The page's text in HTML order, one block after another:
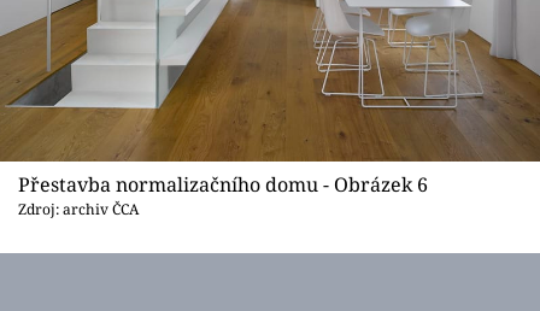
Přestavba normalizačního domu - Obrázek 6
Zdroj: archiv ČCA